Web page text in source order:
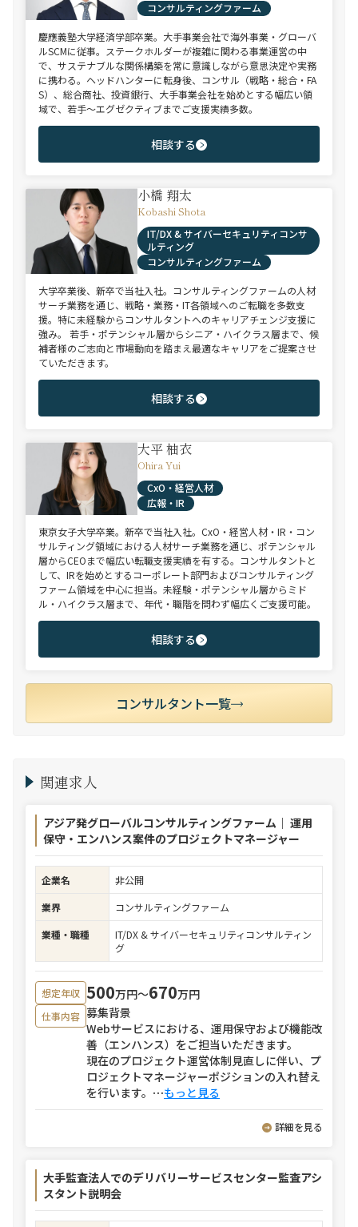
コンサルティングファーム
慶應義塾大学経済学部卒業。大手事業会社で海外事業・グローバ
ルSCMに従事。ステークホルダーが複雑に関わる事業運営の中
で、サステナブルな関係構築を常に意識しながら意思決定や実務
に携わる。ヘッドハンターに転身後、コンサル（戦略・総合・FA
S）、総合商社、投資銀行、大手事業会社を始めとする幅広い領
域で、若手～エグゼクティブまでご支援実績多数。
相談する
小橋 翔太
Kobashi Shota
IT/DX & サイバーセキュリティコンサ
ルティング
コンサルティングファーム
大学卒業後、新卒で当社入社。コンサルティングファームの人材
サーチ業務を通じ、戦略・業務・IT各領域へのご転職を多数支
援。特に未経験からコンサルタントへのキャリアチェンジ支援に
強み。 若手・ポテンシャル層からシニア・ハイクラス層まで、候
補者様のご志向と市場動向を踏まえ最適なキャリアをご提案させ
ていただきます。
相談する
大平 柚衣
Ohira Yui
CxO・経営人材
広報・IR
東京女子大学卒業。新卒で当社入社。CxO・経営人材・IR・コン
サルティング領域における人材サーチ業務を通じ、ポテンシャル
層からCEOまで幅広い転職支援実績を有する。コンサルタントと
して、IRを始めとするコーポレート部門およびコンサルティング
ファーム領域を中心に担当。未経験・ポテンシャル層からミド
ル・ハイクラス層まで、年代・職階を問わず幅広くご支援可能。
相談する
コンサルタント一覧
関連求人
アジア発グローバルコンサルティングファーム｜ 運用
保守・エンハンス案件のプロジェクトマネージャー
企業名
非公開
業界
コンサルティングファーム
業種・職種
IT/DX & サイバーセキュリティコンサルティン
グ
想定年収 500万円〜670万円
仕事内容 募集背景
Webサービスにおける、運用保守および機能改
善（エンハンス）をご担当いただきます。
現在のプロジェクト運営体制見直しに伴い、プ
ロジェクトマネージャーポジションの入れ替え
を行います。 ⋯もっと見る
詳細を見る
大手監査法人でのデリバリーサービスセンター監査アシ
スタント説明会